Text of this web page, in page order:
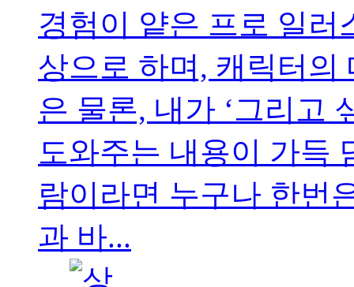
경험이 얕은 프로 일러
상으로 하며, 캐릭터의
은 물론, 내가 ‘그리고
도와주는 내용이 가득
람이라면 누구나 한번
과 바...